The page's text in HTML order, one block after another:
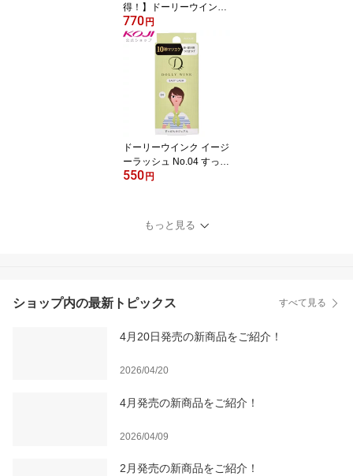
得！】ドーリーウインク
公式 つけまつげ 部分用
イージーラッシュ ナチュ
ラル 束感 DollyWink
770円
ドーリーウインク イージ
ーラッシュ No.04 すっぴ
んカジュアル
550円
もっと見る
ショップ内の最新トピックス すべて見る
4月20日発売の新商品をご紹介！
2026/04/20
4月発売の新商品をご紹介！
2026/04/09
2月発売の新商品をご紹介！